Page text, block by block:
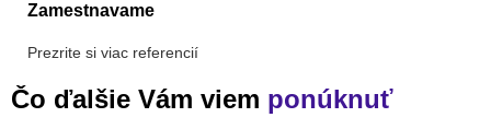
Zamestnavame
Prezrite si viac referencií
Čo ďalšie Vám viem ponúknuť